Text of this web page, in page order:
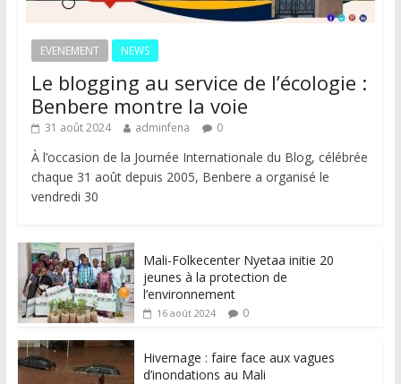
EVENEMENT NEWS
Le blogging au service de l’écologie :
Benbere montre la voie
31 août 2024 adminfena 0
À l’occasion de la Journée Internationale du Blog, célébrée
chaque 31 août depuis 2005, Benbere a organisé le
vendredi 30
Mali-Folkecenter Nyetaa initie 20
jeunes à la protection de
l’environnement
16 août 2024 0
Hivernage : faire face aux vagues
d’inondations au Mali